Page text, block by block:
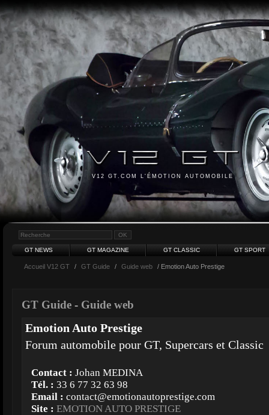
V12 GT.COM L'ÉMOTION AUTOMOBILE
GT NEWS GT MAGAZINE GT CLASSIC GT SPORT
Accueil V12 GT / GT Guide / Guide web / Emotion Auto Prestige
GT Guide - Guide web
Emotion Auto Prestige
Forum automobile pour GT, Supercars et Classic
Contact : Johan MEDINA
Tél. : 33 6 77 32 63 98
Email : contact@emotionautoprestige.com
Site : EMOTION AUTO PRESTIGE